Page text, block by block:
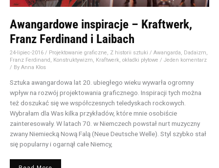
Awangardowe inspiracje – Kraftwerk,
Franz Ferdinand i Laibach
24-lipiec-2016 / Projektowanie graficzne, Z historii sztuki / Awangarda, Dadaizm,
Franz Ferdinand, Konstruktywizm, Kraftwerk, okładki płytowe / Jeden komentarz
/ By Anna Kłos
Sztuka awangardowa lat 20. ubiegłego wieku wywarła ogromny
wpływ na rozwój projektowania graficznego. Inspiracji tych można
też doszukać się we współczesnych teledyskach rockowych.
Wybrałam dla Was kilka przykładów, które mnie osobiście
zainteresowały. W latach 70. w Niemczech powstał nurt muzyczny
zwany Niemiecką Nową Falą (Neue Deutsche Welle). Styl szybko stał
się popularny i ogarnął całe Niemcy,